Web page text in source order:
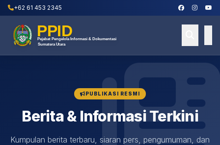
+62 61 453 2345
PUBLIKASI RESMI
Berita & Informasi Terkini
Kumpulan berita terbaru, siaran pers, pengumuman, dan